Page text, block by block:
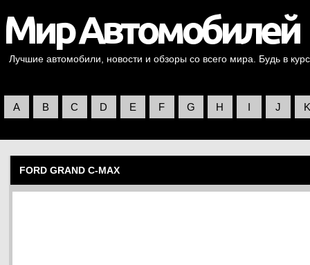
Лучшие автомобили, новости и обзоры со всего мира. Будь в
A B C D E F G H I J K
FORD GRAND C-MAX